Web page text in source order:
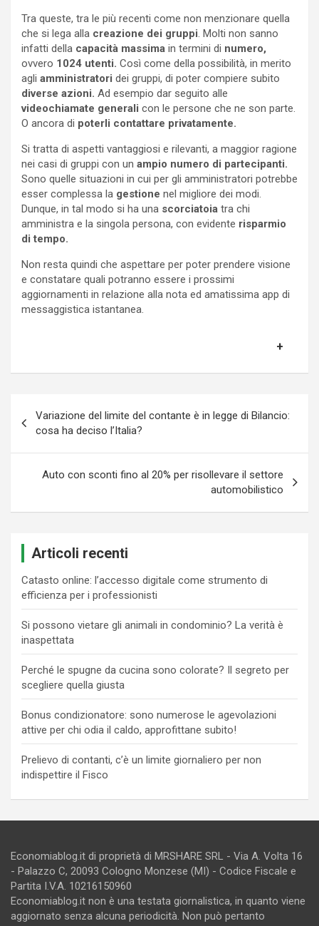
Tra queste, tra le più recenti come non menzionare quella
che si lega alla creazione dei gruppi . Molti non sanno
infatti della capacità massima in termini di numero,
ovvero 1024 utenti. Così come della possibilità, in merito
agli amministratori dei gruppi, di poter compiere subito
diverse azioni. Ad esempio dar seguito alle
videochiamate generali con le persone che ne son parte.
O ancora di poterli contattare privatamente.
Si tratta di aspetti vantaggiosi e rilevanti, a maggior ragione
nei casi di gruppi con un ampio numero di partecipanti.
Sono quelle situazioni in cui per gli amministratori potrebbe
esser complessa la gestione nel migliore dei modi.
Dunque, in tal modo si ha una scorciatoia tra chi
amministra e la singola persona, con evidente risparmio
di tempo.
Non resta quindi che aspettare per poter prendere visione
e constatare quali potranno essere i prossimi
aggiornamenti in relazione alla nota ed amatissima app di
messaggistica istantanea.
articoli
Variazione del limite del contante è in legge di Bilancio:
cosa ha deciso l’Italia?
Auto con sconti fino al 20% per risollevare il settore
automobilistico
Articoli recenti
Catasto online: l’accesso digitale come strumento di
efficienza per i professionisti
Si possono vietare gli animali in condominio? La verità è
inaspettata
Perché le spugne da cucina sono colorate? Il segreto per
scegliere quella giusta
Bonus condizionatore: sono numerose le agevolazioni
attive per chi odia il caldo, approfittane subito!
Prelievo di contanti, c’è un limite giornaliero per non
indispettire il Fisco
Economiablog.it di proprietà di MRSHARE SRL - Via A. Volta 16
- Palazzo C, 20093 Cologno Monzese (MI) - Codice Fiscale e
Partita I.V.A. 10216150960
Economiablog.it non è una testata giornalistica, in quanto viene
aggiornato senza alcuna periodicità. Non può pertanto